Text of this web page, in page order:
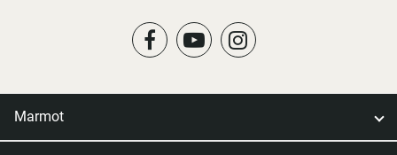
Marmot